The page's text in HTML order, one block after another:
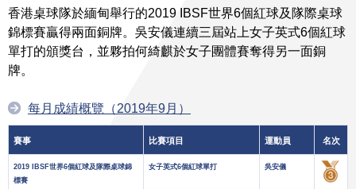
更多
香港桌球隊於緬甸舉行的2019 IBSF世界6個紅球及隊際桌球
錦標賽贏得兩面銅牌。吳安儀連續三屆站上女子英式6個紅球
單打的頒獎台，並夥拍何綺麒於女子團體賽奪得另一面銅
牌。
每月成績概覽（2019年9月）
賽事 比賽項目 運動員 名次
2019 IBSF世界6個紅球及隊際桌球錦
標賽
女子英式6個紅球單打 吳安儀